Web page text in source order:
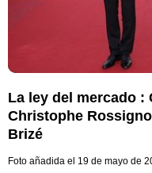
La ley del mercado :
Christophe
Brizé
Foto añadida el 19 de mayo de